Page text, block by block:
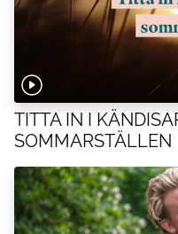
TITTA IN I
SOMMARSTÄLLEN